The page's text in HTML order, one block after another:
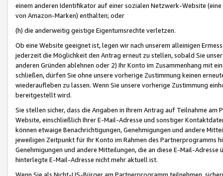
einem anderen Identifikator auf einer sozialen Netzwerk-Website
von Amazon-Marken) enthalten; oder
(h) die anderweitig geistige Eigentumsrechte verletzen.
Ob eine Website geeignet ist, legen wir nach unserem alleinigen
jederzeit die Möglichkeit den Antrag erneut zu stellen, sobald Sie
anderen Gründen ablehnen oder 2) Ihr Konto im Zusammenhang mit
schließen, dürfen Sie ohne unsere vorherige Zustimmung keinen
wiederaufleben zu lassen. Wenn Sie unsere vorherige Zustimmung
bereitgestellt wird.
Sie stellen sicher, dass die Angaben in Ihrem Antrag auf Teilnahme
Website, einschließlich Ihrer E-Mail-Adresse und sonstiger
können etwaige Benachrichtigungen, Genehmigungen und andere
jeweiligen Zeitpunkt für Ihr Konto im Rahmen des Partnerprogramms
Genehmigungen und andere Mitteilungen, die an diese E-Mail-
hinterlegte E-Mail-Adresse nicht mehr aktuell ist.
Wenn Sie als Nicht-US-Bürger am Partnerprogramm teilnehmen,